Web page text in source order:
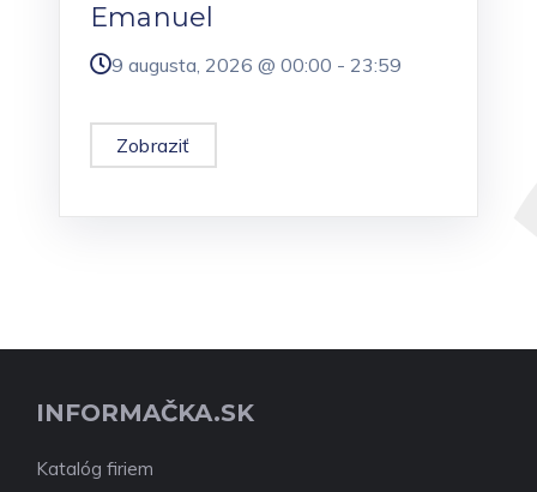
Emanuel
9 augusta, 2026 @ 00:00 - 23:59
Zobraziť
INFORMAČKA.SK
Katalóg firiem